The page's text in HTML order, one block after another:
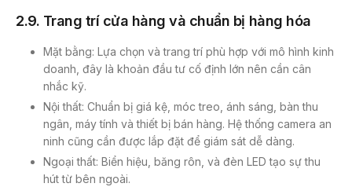
2.9. Trang trí cửa hàng và chuẩn bị hàng hóa
Mặt bằng: Lựa chọn và trang trí phù hợp với mô hình kinh
doanh, đây là khoản đầu tư cố định lớn nên cần cân
nhắc kỹ.
Nội thất: Chuẩn bị giá kệ, móc treo, ánh sáng, bàn thu
ngân, máy tính và thiết bị bán hàng. Hệ thống camera an
ninh cũng cần được lắp đặt để giám sát dễ dàng.
Ngoại thất: Biển hiệu, băng rôn, và đèn LED tạo sự thu
hút từ bên ngoài.